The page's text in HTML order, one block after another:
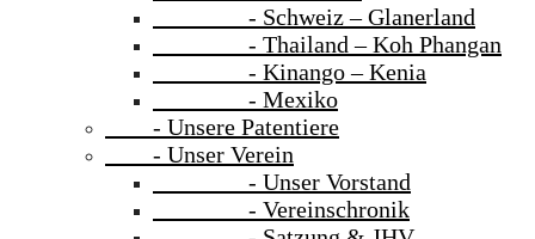
- Schweiz – Glanerland
- Thailand – Koh Phangan
- Kinango – Kenia
- Mexiko
- Unsere Patentiere
- Unser Verein
- Unser Vorstand
- Vereinschronik